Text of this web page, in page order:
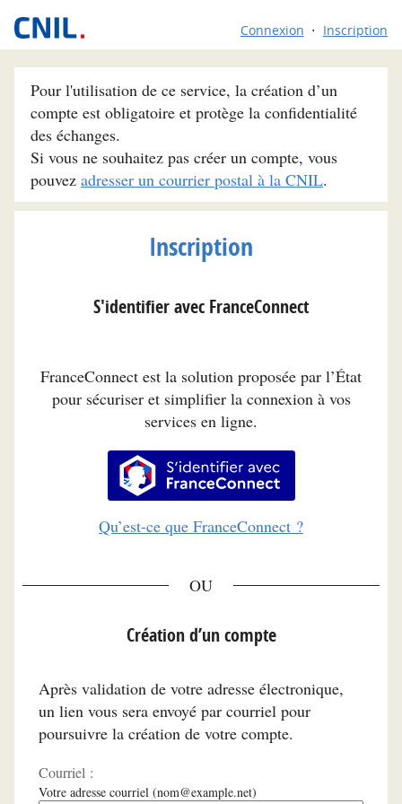
Connexion Inscription
Pour l'utilisation de ce service, la création d’un
compte est obligatoire et protège la confidentialité
des échanges.
Si vous ne souhaitez pas créer un compte, vous
pouvez adresser un courrier postal à la CNIL.
Inscription
S'identifier avec FranceConnect
FranceConnect est la solution proposée par l’État
pour sécuriser et simplifier la connexion à vos
services en ligne.
S’identifier avec
Qu’est-ce que FranceConnect ?
Création d’un compte
Après validation de votre adresse électronique,
un lien vous sera envoyé par courriel pour
poursuivre la création de votre compte.
Courriel :
Votre adresse courriel (nom@example.net)